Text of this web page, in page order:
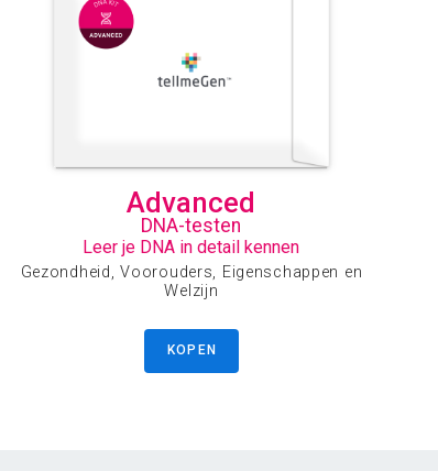
Advanced
DNA-testen
Leer je DNA in detail kennen
Gezondheid, Voorouders, Eigenschappen en
Welzijn
KOPEN